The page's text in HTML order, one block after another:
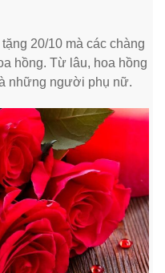
20/10 mà các chàng
hồng. Từ lâu, hoa hồng
những người phụ nữ.